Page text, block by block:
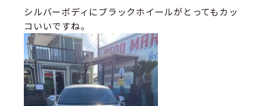
シルバーボディにブラックホイールがとってもカッ
コいいですね。